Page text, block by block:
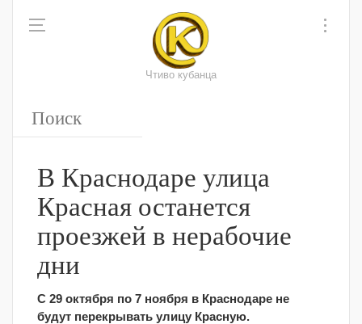
Чтиво кубанца
В Краснодаре улица
Красная останется
проезжей в нерабочие
дни
С 29 октября по 7 ноября в Краснодаре не
будут перекрывать улицу Красную.